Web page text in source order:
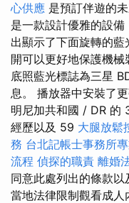
心供應 是預訂伴遊的
是一款設計優雅的設
出顯示了下面旋轉的
開可以更好地保護機
底照藍光標誌為三星
息。 播放器中安裝了
明尼加共和國 / DR 的
經歷以及 59 大腿放鬆
務 台北記帳士事務所
流程 偵探的職責 離婚
同意此處列出的條款
當地法律限制觀看成